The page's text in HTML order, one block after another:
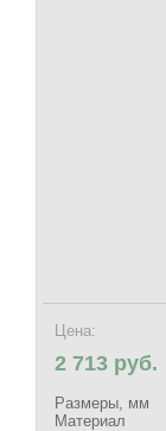
Цена:
2 713 руб.
Размеры, мм
Материал